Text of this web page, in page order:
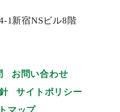
1新宿NSビル8階
お問い合わせ
サイトポリシー
マップ